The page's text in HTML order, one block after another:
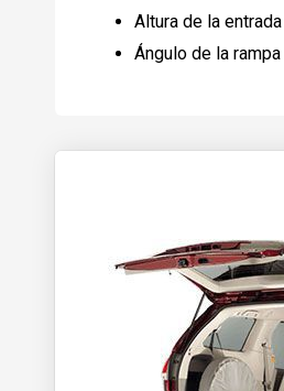
Altura de la
Ángulo de la